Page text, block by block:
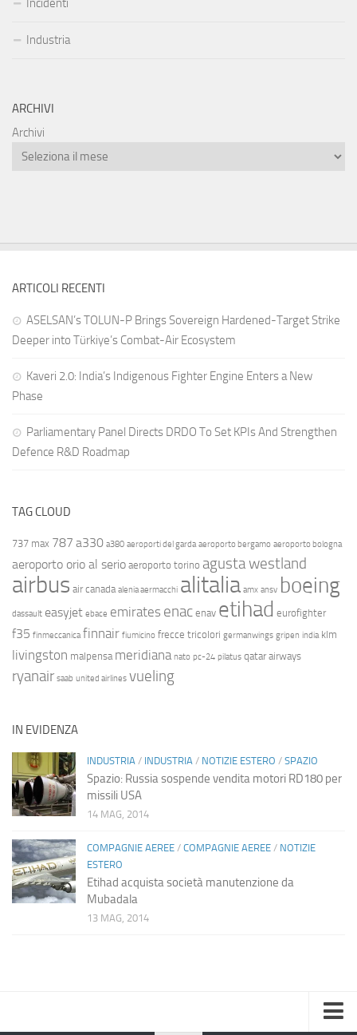
Incidenti
Industria
ARCHIVI
Archivi
ARTICOLI RECENTI
ASELSAN’s TOLUN-P Brings Sovereign Hardened-Target Strike
Deeper into Türkiye’s Combat-Air Ecosystem
Kaveri 2.0: India’s Indigenous Fighter Engine Enters a New
Phase
Parliamentary Panel Directs DRDO To Set KPIs And Strengthen
Defence R&D Roadmap
TAG CLOUD
737 max 787 a330 a380 aeroporti del garda aeroporto bergamo aeroporto bologna
aeroporto orio al serio aeroporto torino agusta westland
airbus air canada alenia aermacchi alitalia amx ansv boeing
dassault easyjet ebace emirates enac enav etihad eurofighter
f35 finmeccanica finnair fiumicino frecce tricolori germanwings gripen india klm
livingston malpensa meridiana nato pc-24 pilatus qatar airways
ryanair saab united airlines vueling
IN EVIDENZA
INDUSTRIA / INDUSTRIA / NOTIZIE ESTERO / SPAZIO
Spazio: Russia sospende vendita motori RD180 per
missili USA
14 MAG, 2014
COMPAGNIE AEREE / COMPAGNIE AEREE / NOTIZIE
ESTERO
Etihad acquista società manutenzione da
Mubadala
13 MAG, 2014